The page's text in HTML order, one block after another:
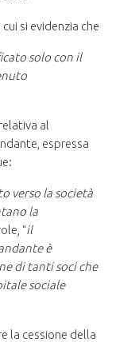
cui si evidenzia che
solo con il
al
espressa
verso la società
la
“il
è
di tanti soci che
sociale
la cessione della